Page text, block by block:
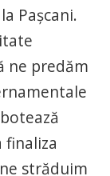
Paşcani.
ne predăm
străduim